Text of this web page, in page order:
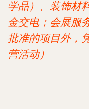
学品）、装饰材
金交电；会展服
批准的项目外，
营活动）